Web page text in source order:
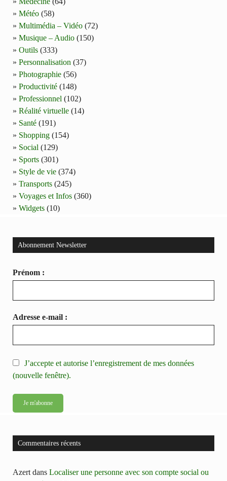
Météo (58)
Multimédia – Vidéo (72)
Musique – Audio (150)
Outils (333)
Personnalisation (37)
Photographie (56)
Productivité (148)
Professionnel (102)
Réalité virtuelle (14)
Santé (191)
Shopping (154)
Social (129)
Sports (301)
Style de vie (374)
Transports (245)
Voyages et Infos (360)
Widgets (10)
Abonnement Newsletter
Prénom :
Adresse e-mail :
J’accepte et autorise l’enregistrement de mes données
(nouvelle fenêtre).
Commentaires récents
Azert dans Localiser une personne avec son compte social ou